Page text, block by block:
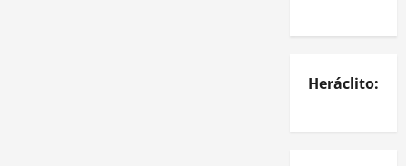
Heráclito: